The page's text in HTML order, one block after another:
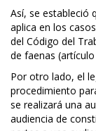
Así, se estableció
aplica en los
del Código del
de faenas
Por otro lado, el
procedimiento
se realizará una
audiencia de